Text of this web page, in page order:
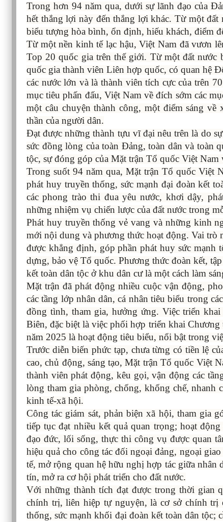
Trong hơn 94 năm qua, dưới sự lãnh đạo của
hết thắng lợi này đến thắng lợi khác. Từ một
biểu tượng hòa bình, ổn định, hiếu khách, điểm
Từ một nền kinh tế lạc hậu, Việt Nam đã vươn
Top 20 quốc gia trên thế giới. Từ một đất nước
quốc gia thành viên Liên hợp quốc, có quan hệ
các nước lớn và là thành viên tích cực của trên
mục tiêu phấn đấu, Việt Nam về đích sớm các
một câu chuyện thành công, một điểm sáng
thần của người dân.
Đạt được những thành tựu vĩ đại nêu trên là do
sức đồng lòng của toàn Đảng, toàn dân và toàn
tộc, sự đóng góp của Mặt trận Tổ quốc Việt Nam
Trong suốt 94 năm qua, Mặt trận Tổ quốc Việt
phát huy truyền thống, sức mạnh đại đoàn kết
các phong trào thi đua yêu nước, khơi dậy,
những nhiệm vụ chiến lược của đất nước trong
Phát huy truyền thống vẻ vang và những kinh
mới nội dung và phương thức hoạt động. Vai trò
được khẳng định, góp phần phát huy sức mạnh
dựng, bảo vệ Tổ quốc. Phương thức đoàn kết,
kết toàn dân tộc ở khu dân cư là một cách làm
Mặt trận đã phát động nhiều cuộc vận động,
các tầng lớp nhân dân, cá nhân tiêu biểu trong
đồng tình, tham gia, hưởng ứng. Việc triển
Biên, đặc biệt là việc phối hợp triển khai
năm 2025 là hoạt động tiêu biểu, nổi bật trong
Trước diễn biến phức tạp, chưa từng có tiền lệ
cao, chủ động, sáng tạo, Mặt trận Tổ quốc Việt
thành viên phát động, kêu gọi, vận động các
lòng tham gia phòng, chống, khống chế, nhanh
kinh tế-xã hội.
Công tác giám sát, phản biện xã hội, tham gia
tiếp tục đạt nhiều kết quả quan trọng; hoạt
đạo đức, lối sống, thực thi công vụ được quan
hiệu quả cho công tác đối ngoại đảng, ngoại
tế, mở rộng quan hệ hữu nghị hợp tác giữa
tín, mở ra cơ hội phát triển cho đất nước.
Với những thành tích đạt được trong thời gian
chính trị, liên hiệp tự nguyện, là cơ sở chính trị
thống, sức mạnh khối đại đoàn kết toàn dân